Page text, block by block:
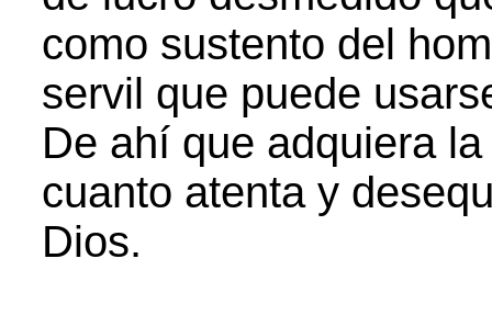
como sustento del
servil que puede
De ahí que adquiera
cuanto atenta y
Dios.